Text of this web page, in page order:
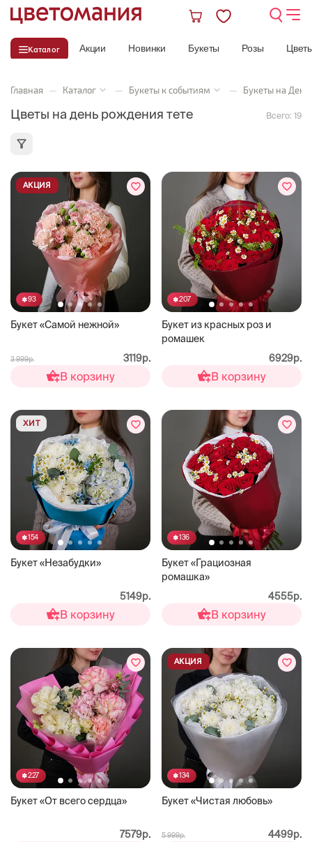
Каталог Акции Новинки Букеты Розы
Главная — Каталог — Букеты к событиям — Букеты на
Цветы на день рождения тете Всего: 19
93
Букет «Самой нежной»
АКЦИЯ
3 999р. 3119р.
В корзину
207
Букет из красных роз и
ромашек
6929р.
В корзину
154
Букет «Незабудки»
ХИТ
5149р.
В корзину
136
Букет «Грациозная
ромашка»
4555р.
В корзину
227
Букет «От всего сердца»
7579р.
134
Букет «Чистая любовь»
АКЦИЯ
5 999р. 4499р.